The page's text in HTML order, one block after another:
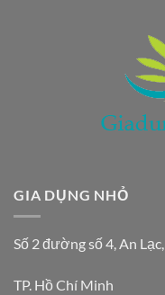
GIA DỤNG NHỎ
Số 2 đường số 4, An Lạc,
TP. Hồ Chí Minh